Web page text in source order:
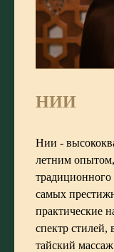
НИИ
Нии -
летним
традиционного
самых
практические
спектр стилей,
тайский